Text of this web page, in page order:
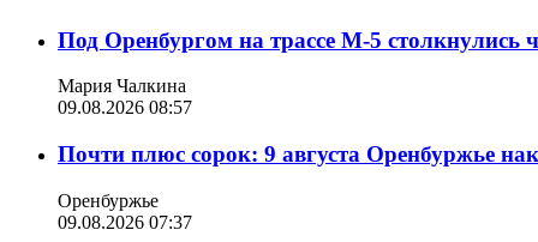
Под Оренбургом на трассе М-5 столкнулись
Мария Чалкина
09.08.2026 08:57
Почти плюс сорок: 9 августа Оренбуржье
Оренбуржье
09.08.2026 07:37